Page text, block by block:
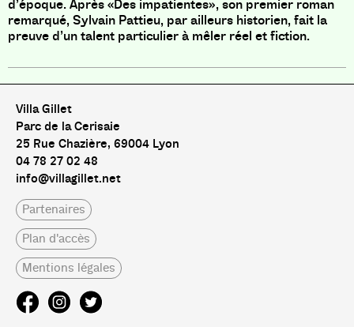
d’époque. Après «Des impatientes», son premier roman
remarqué, Sylvain Pattieu, par ailleurs historien, fait la
preuve d’un talent particulier à mêler réel et fiction.
Villa Gillet
Parc de la Cerisaie
25 Rue Chazière, 69004 Lyon
04 78 27 02 48
info@villagillet.net
Partenaires
Plan d'accès
Mentions légales